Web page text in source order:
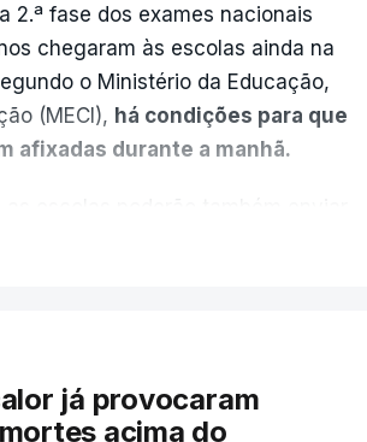
2.ª fase dos exames nacionais
chegaram às escolas ainda na
o Ministério da Educação,
(MECI), há condições para que
afixadas durante a manhã.
de um requerimento,
a partir deste ano,
já provocaram
acima do